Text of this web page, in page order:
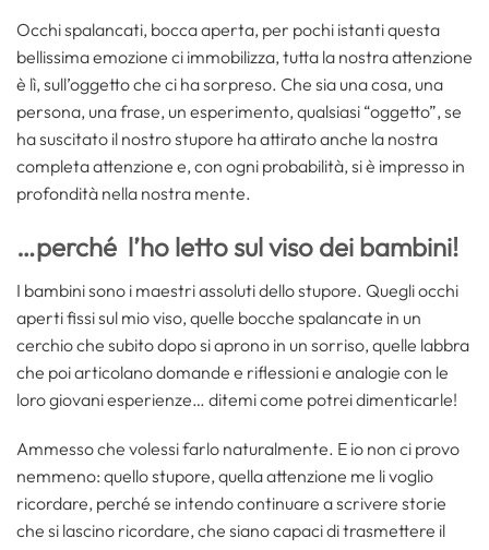
Occhi spalancati, bocca aperta, per pochi istanti questa
bellissima emozione ci immobilizza, tutta la nostra attenzione
è lì, sull’oggetto che ci ha sorpreso. Che sia una cosa, una
persona, una frase, un esperimento, qualsiasi “oggetto”, se
ha suscitato il nostro stupore ha attirato anche la nostra
completa attenzione e, con ogni probabilità, si è impresso in
profondità nella nostra mente.
…perché l’ho letto sul viso dei bambini!
I bambini sono i maestri assoluti dello stupore. Quegli occhi
aperti fissi sul mio viso, quelle bocche spalancate in un
cerchio che subito dopo si aprono in un sorriso, quelle labbra
che poi articolano domande e riflessioni e analogie con le
loro giovani esperienze… ditemi come potrei dimenticarle!
Ammesso che volessi farlo naturalmente. E io non ci provo
nemmeno: quello stupore, quella attenzione me li voglio
ricordare, perché se intendo continuare a scrivere storie
che si lascino ricordare, che siano capaci di trasmettere il